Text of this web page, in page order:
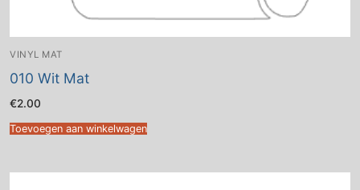
VINYL MAT
010 Wit Mat
€2.00
Toevoegen aan winkelwagen